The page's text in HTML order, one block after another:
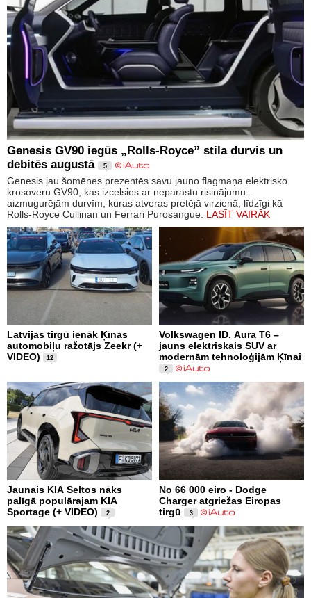
Genesis GV90 iegūs „Rolls-Royce” stila durvis un
debitēs augustā
5
Genesis jau šomēnes prezentēs savu jauno flagmaņa elektrisko
krosoveru GV90, kas izcelsies ar neparastu risinājumu –
aizmugurējām durvīm, kuras atveras pretējā virzienā, līdzīgi kā
Rolls-Royce Cullinan un Ferrari Purosangue. LASĪT VAIRĀK
Latvijas tirgū ienāk Ķīnas
automobiļu ražotājs Zeekr (+
VIDEO)
12
Volkswagen ID. Aura T6 –
jauns elektriskais SUV ar
modernām tehnoloģijām Ķīnai
2
Jaunais KIA Seltos nāks
palīgā populārajam KIA
Sportage (+ VIDEO)
2
No 66 000 eiro - Dodge
Charger atgriežas Eiropas
tirgū
3